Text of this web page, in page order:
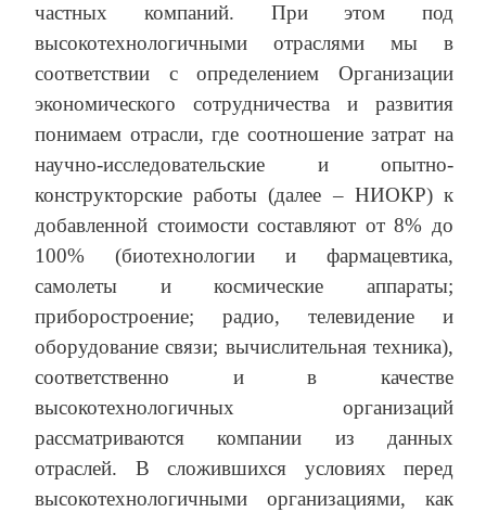
частных компаний. При этом под
высокотехнологичными отраслями мы в
соответствии с определением Организации
экономического сотрудничества и развития
понимаем отрасли, где соотношение затрат на
научно-исследовательские и опытно-
конструкторские работы (далее – НИОКР) к
добавленной стоимости составляют от 8% до
100% (биотехнологии и фармацевтика,
самолеты и космические аппараты;
приборостроение; радио, телевидение и
оборудование связи; вычислительная техника),
соответственно и в качестве
высокотехнологичных организаций
рассматриваются компании из данных
отраслей. В сложившихся условиях перед
высокотехнологичными организациями, как